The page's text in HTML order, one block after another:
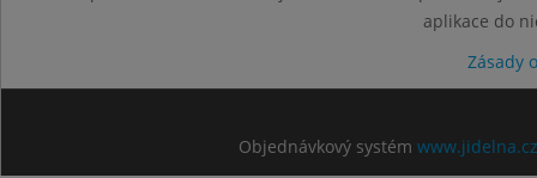
aplikace do
Zásady
Objednávkový systém www.jidelna.cz